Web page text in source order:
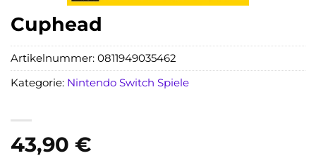
Cuphead
43,90 €
Artikelnummer: 0811949035462
Kategorie: Nintendo Switch Spiele